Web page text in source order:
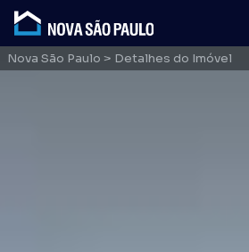
Nova São Paulo > Detalhes do Imóvel